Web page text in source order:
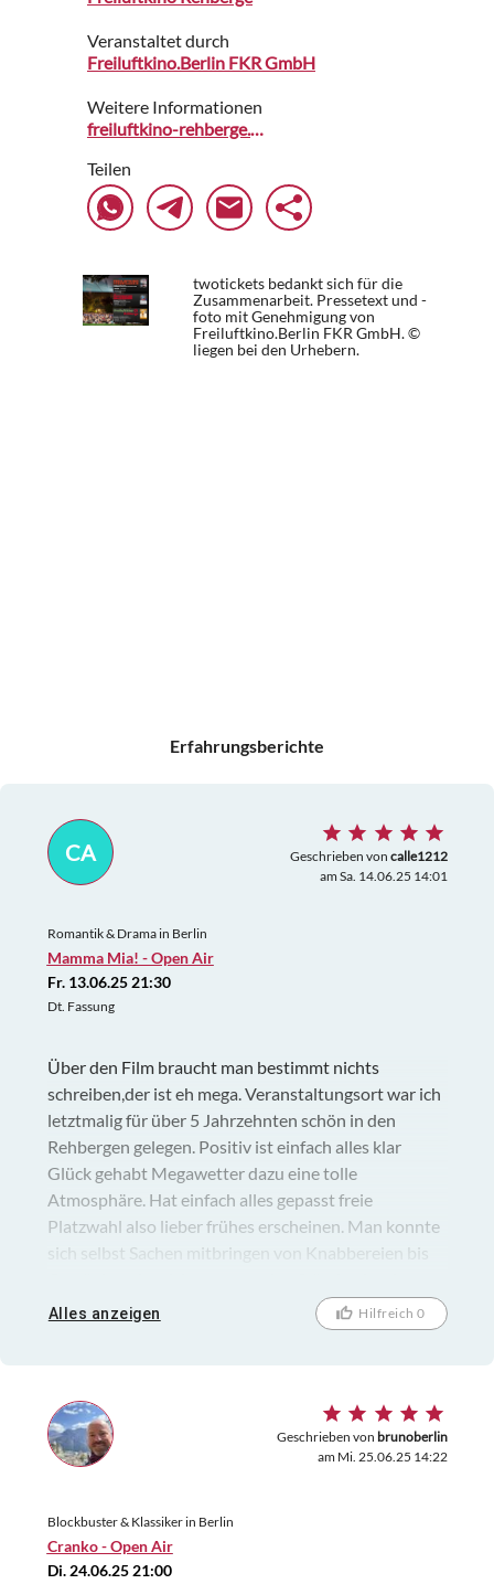
Veranstaltet durch
Freiluftkino.Berlin FKR GmbH
Weitere Informationen
freiluftkino-rehberge.de
Teilen
twotickets bedankt sich für die
Zusammenarbeit. Pressetext und -
foto mit Genehmigung von
Freiluftkino.Berlin FKR GmbH. ©
liegen bei den Urhebern.
Erfahrungsberichte
CA Geschrieben von calle1212
am Sa. 14.06.25 14:01
Romantik & Drama in Berlin
Mamma Mia! - Open Air
Fr. 13.06.25 21:30
Dt. Fassung
Über den Film braucht man bestimmt nichts
schreiben,der ist eh mega. Veranstaltungsort war ich
letztmalig für über 5 Jahrzehnten schön in den
Rehbergen gelegen. Positiv ist einfach alles klar
Glück gehabt Megawetter dazu eine tolle
Atmosphäre. Hat einfach alles gepasst freie
Platzwahl also lieber frühes erscheinen. Man konnte
sich selbst Sachen mitbringen von Knabbereien bis
es auch kostenlos Mückenspray gab. Klar auf Dauer
hat irgendwann der Hintern weh getan trotz
Aber wie gesagt ein sehr schöner Abend gewesen,
jederzeit gerne wieder
Alles anzeigen Hilfreich 0
Geschrieben von brunoberlin
am Mi. 25.06.25 14:22
Blockbuster & Klassiker in Berlin
Cranko - Open Air
Di. 24.06.25 21:00